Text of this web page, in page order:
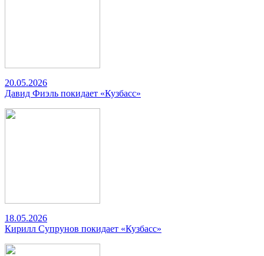
20.05.2026
Давид Фиэль покидает «Кузбасс»
18.05.2026
Кирилл Супрунов покидает «Кузбасс»